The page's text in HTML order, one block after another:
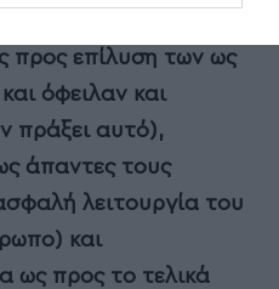
προς επίλυση των ως
όφειλαν και
πράξει αυτό),
άπαντες τους
λειτουργία του
και
ως προς το τελικά